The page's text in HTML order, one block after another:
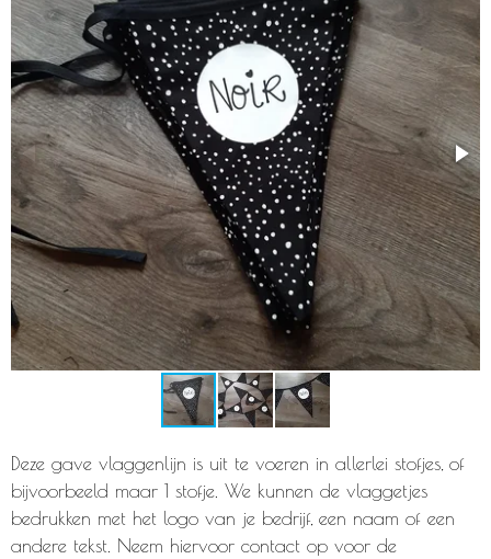
Deze gave vlaggenlijn is uit te voeren in allerlei stofjes, of
bijvoorbeeld maar 1 stofje. We kunnen de vlaggetjes
bedrukken met het logo van je bedrijf, een naam of een
andere tekst. Neem hiervoor contact op voor de